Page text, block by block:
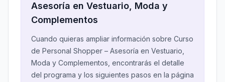
Asesoría en Vestuario, Moda y
Complementos
Cuando quieras ampliar información sobre Curso
de Personal Shopper – Asesoría en Vestuario,
Moda y Complementos, encontrarás el detalle
del programa y los siguientes pasos en la página